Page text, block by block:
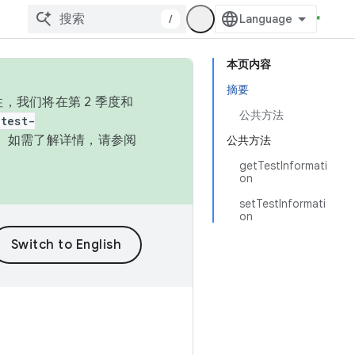
/
本页内容
摘要
公共方法
公共方法
getTestInformati
on
setTestInformati
on
我们将在第 2 季度和
如需了解详情，请参阅